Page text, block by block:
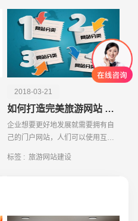
视系统的规划、设计、项目管理、
生产制造及产品研发的
2018-03-21
如何打造完美旅游网站 这些事项要知晓
企业想要更好地发展就需要拥有自
己的门户网站，人们可以使用互联
建设好网站不是即刻的，好的优良
标签 : 旅游网站建设